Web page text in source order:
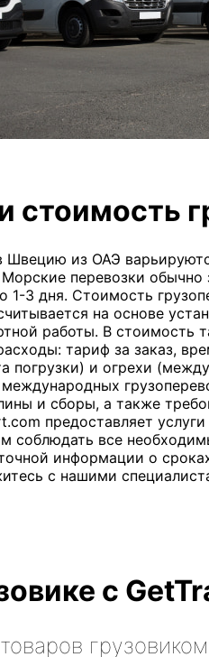
стоимость
Швецию из ОАЭ
перевозки
1-3 дня. Стоимость
на основе
работы. В стоимость
тариф за заказ,
погрузки) и огрехи
и сборы, а также
предоставляет
соблюдать все
информации о
с нашими
с